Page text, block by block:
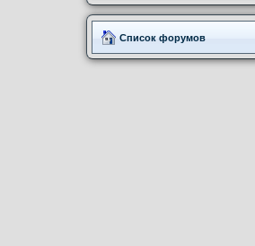
Список форумов